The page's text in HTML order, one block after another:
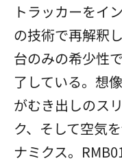
トラッカーをイ
の技術で再解釈
台のみの希少性
了している。想
がむき出しのス
ク、そして空気
ナミクス。